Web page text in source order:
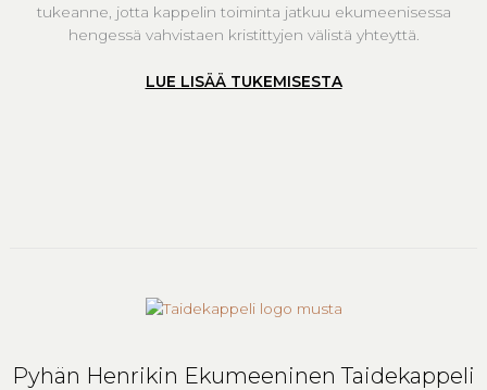
tukeanne, jotta kappelin toiminta jatkuu ekumeenisessa
hengessä vahvistaen kristittyjen välistä yhteyttä.
LUE LISÄÄ TUKEMISESTA
Pyhän Henrikin Ekumeeninen Taidekappeli